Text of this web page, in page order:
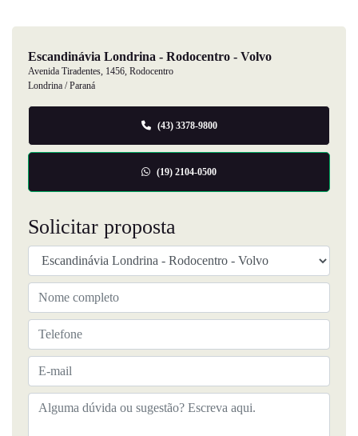
Escandinávia Londrina - Rodocentro - Volvo
Avenida Tiradentes, 1456, Rodocentro
Londrina / Paraná
(43) 3378-9800
(19) 2104-0500
Solicitar proposta